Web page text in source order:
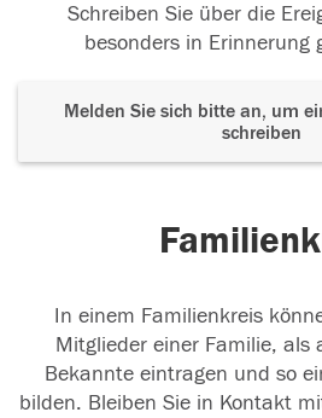
Schreiben Sie über die
besonders in Erinnerung
Melden Sie sich bitte an, um
schreiben
In einem Familienkreis
Mitglieder einer Familie, als
Bekannte eintragen und so
bilden. Bleiben Sie in Kontakt